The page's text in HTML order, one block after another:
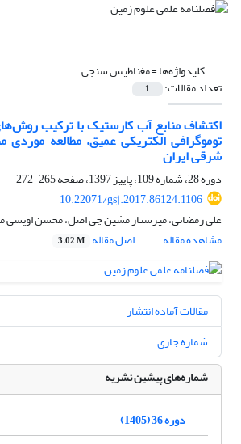
کلیدواژه‌ها =مغناطیس سنجی
تعداد مقالات: 1
اکتشاف منابع آب کارستیک با ترکیب
توموگرافی الکتریکی عمیق، مطالعه موردی
شرقی ایران
دوره 28، شماره 109، پاییز 1397، صفحه
265-272
10.22071/gsj.2017.86124.1106
علی رمضانی، میرستار مشین چی اصل، محسن اویسی
مشاهده مقاله
اصل مقاله 3.02 M
مقالات آماده انتشار
شماره جاری
شماره‌های پیشین نشریه
دوره 36 (1405)